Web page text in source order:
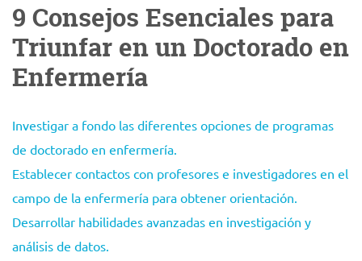
9 Consejos Esenciales para
Triunfar en un Doctorado en
Enfermería
Investigar a fondo las diferentes opciones de programas
de doctorado en enfermería.
Establecer contactos con profesores e investigadores en el
campo de la enfermería para obtener orientación.
Desarrollar habilidades avanzadas en investigación y
análisis de datos.